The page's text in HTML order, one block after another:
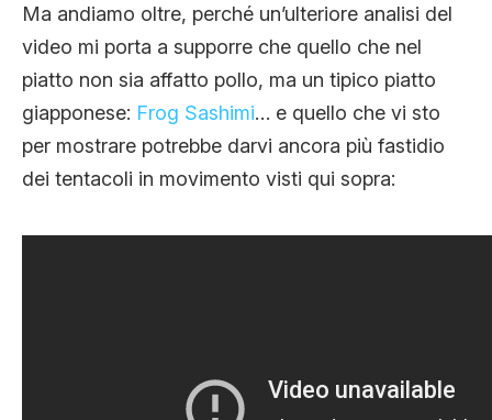
Ma andiamo oltre, perché un’ulteriore analisi del
video mi porta a supporre che quello che nel
piatto non sia affatto pollo, ma un tipico piatto
giapponese: Frog Sashimi… e quello che vi sto
per mostrare potrebbe darvi ancora più fastidio
dei tentacoli in movimento visti qui sopra: